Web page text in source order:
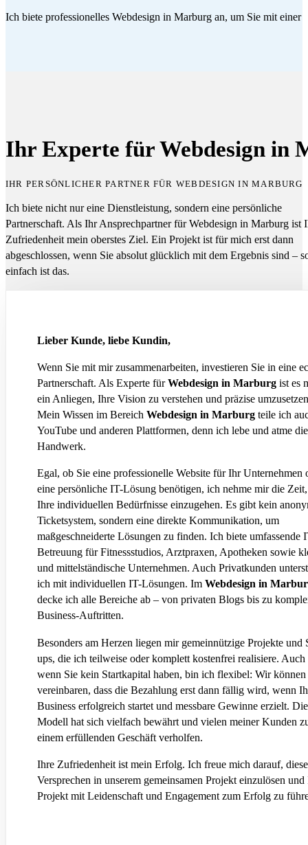
Ich biete professionelles Webdesign in Marburg an, um Sie mit
Ihr Experte für Webdesign in
IHR PERSÖNLICHER PARTNER FÜR WEBDESIGN IN MARBURG
Ich biete nicht nur eine Dienstleistung, sondern eine persönliche
Partnerschaft. Als Ihr Ansprechpartner für Webdesign in Marburg ist
Zufriedenheit mein oberstes Ziel. Ein Projekt ist für mich erst dann
abgeschlossen, wenn Sie absolut glücklich mit dem Ergebnis sind –
einfach ist das.
Lieber Kunde, liebe Kundin,
Wenn Sie mit mir zusammenarbeiten, investieren Sie in eine
Partnerschaft. Als Experte fürWebdesign in Marburgist es
ein Anliegen, Ihre Vision zu verstehen und präzise
Mein Wissen im Bereich Webdesign in Marburgteile ich
YouTube und anderen Plattformen, denn ich lebe und atme
Handwerk.
Egal, ob Sie eine professionelle Website für Ihr Unternehmen
eine persönliche IT-Lösung benötigen, ich nehme mir die
Ihre individuellen Bedürfnisse einzugehen. Es gibt kein
Ticketsystem, sondern eine direkte Kommunikation, um
maßgeschneiderte Lösungen zu finden. Ich biete umfassende
Betreuung für Fitnessstudios, Arztpraxen, Apotheken sowie
und mittelständische Unternehmen. Auch Privatkunden
ich mit individuellen IT-Lösungen. Im Webdesign in
decke ich alle Bereiche ab – von privaten Blogs bis zu
Business-Auftritten.
Besonders am Herzen liegen mir gemeinnützige Projekte und
ups, die ich teilweise oder komplett kostenfrei realisiere. Auch
wenn Sie kein Startkapital haben, bin ich flexibel: Wir können
vereinbaren, dass die Bezahlung erst dann fällig wird, wenn
Business erfolgreich startet und messbare Gewinne erzielt.
Modell hat sich vielfach bewährt und vielen meiner Kunden
einem erfüllenden Geschäft verholfen.
Ihre Zufriedenheit ist mein Erfolg. Ich freue mich darauf,
Versprechen in unserem gemeinsamen Projekt einzulösen und
Projekt mit Leidenschaft und Engagement zum Erfolg zu